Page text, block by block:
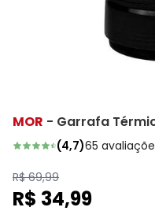
MOR - Garrafa
(4,7)65
R$ 69,99
R$ 34,99